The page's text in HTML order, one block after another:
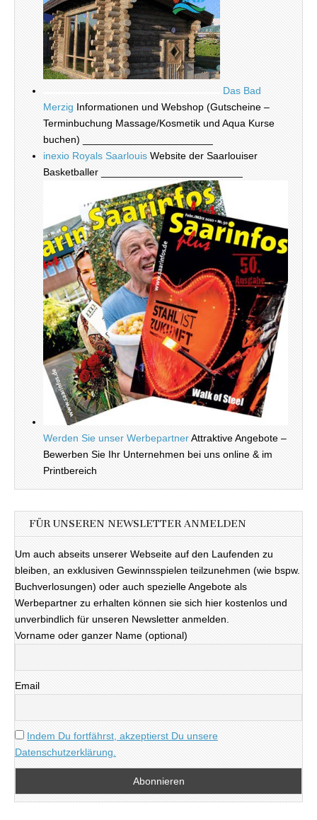
Das Bad
Merzig Informationen und Webshop (Gutscheine –
Terminbuchung Massage/Kosmetik und Aqua Kurse
buchen) _______________________
inexio Royals Saarlouis Website der Saarlouiser
Basketballer _________________________
Werden Sie unser WerbepartnerAttraktive Angebote –
Bewerben Sie Ihr Unternehmen bei uns online & im
Printbereich
FÜR UNSEREN NEWSLETTER ANMELDEN
Um auch abseits unserer Webseite auf den Laufenden zu
bleiben, an exklusiven Gewinnsspielen teilzunehmen (wie bspw.
Buchverlosungen) oder auch spezielle Angebote als
Werbepartner zu erhalten können sie sich hier kostenlos und
unverbindlich für unseren Newsletter anmelden.
Vorname oder ganzer Name (optional)
Email
Indem Du fortfährst, akzeptierst Du unsere
Datenschutzerklärung.